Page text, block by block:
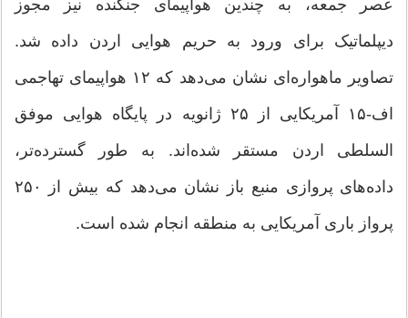
عصر جمعه، به چندین هواپیمای جنگنده نیز مجوز
دیپلماتیک برای ورود به حریم هوایی اردن داده شد.
تصاویر ماهواره‌ای نشان می‌دهد که ۱۲ هواپیمای تهاجمی
اف-۱۵ آمریکایی از ۲۵ ژانویه در پایگاه هوایی موفق
السلطی اردن مستقر شده‌اند. به طور گسترده‌تر،
داده‌های پروازی منبع باز نشان می‌دهد که بیش از ۲۵۰
پرواز باری آمریکایی به منطقه انجام شده است.